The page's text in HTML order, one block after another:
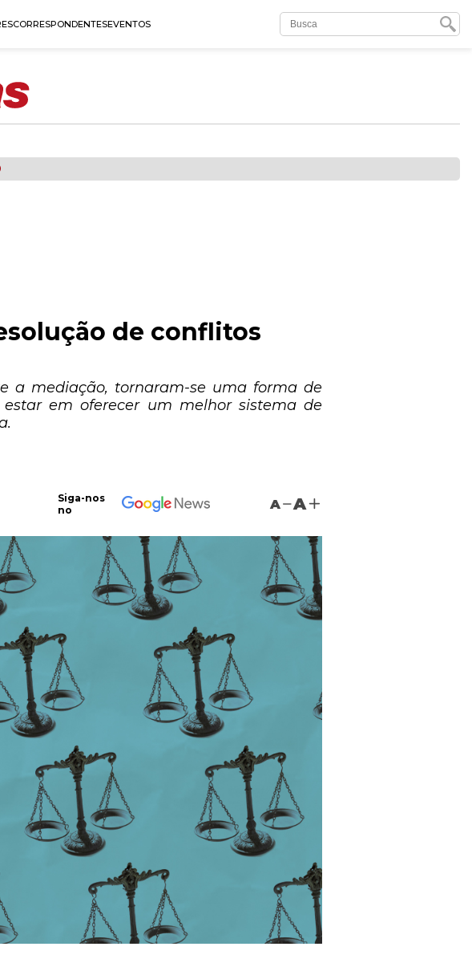
CORRESPONDENTESEVENTOS
de conflitos
a mediação, tornaram-se uma forma de
em oferecer um melhor sistema de
Siga-nos
no
A A